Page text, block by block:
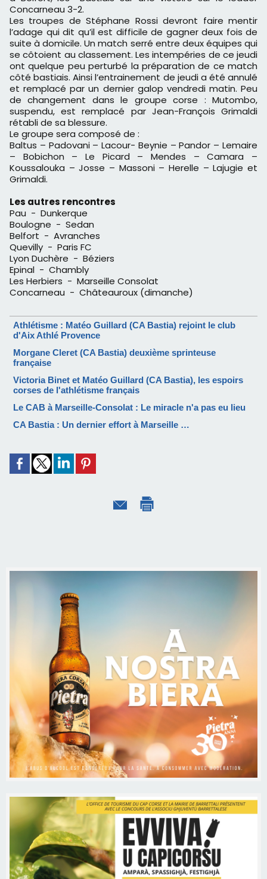
Concarneau 3-2.
Les troupes de Stéphane Rossi devront faire mentir
l’adage qui dit qu’il est difficile de gagner deux fois de
suite à domicile. Un match serré entre deux équipes qui
se côtoient au classement. Les intempéries de ce jeudi
ont quelque peu perturbé la préparation de ce match
côté bastiais. Ainsi l’entrainement de jeudi a été annulé
et remplacé par un dernier galop vendredi matin. Peu
de changement dans le groupe corse : Mutombo,
suspendu, est remplacé par Jean-François Grimaldi
rétabli de sa blessure.
Le groupe sera composé de :
Baltus – Padovani – Lacour- Beynie – Pandor – Lemaire
– Bobichon – Le Picard – Mendes – Camara –
Koussalouka – Josse – Massoni – Herelle – Lajugie et
Grimaldi.
Les autres rencontres
Pau - Dunkerque
Boulogne - Sedan
Belfort - Avranches
Quevilly - Paris FC
Lyon Duchère - Béziers
Epinal - Chambly
Les Herbiers - Marseille Consolat
Concarneau - Châteauroux (dimanche)
Athlétisme : Matéo Guillard (CA Bastia) rejoint le club
d'Aix Athlé Provence
Morgane Cleret (CA Bastia) deuxième sprinteuse
française
Victoria Binet et Matéo Guillard (CA Bastia), les espoirs
corses de l'athlétisme français
Le CAB à Marseille-Consolat : Le miracle n'a pas eu lieu
CA Bastia : Un dernier effort à Marseille …